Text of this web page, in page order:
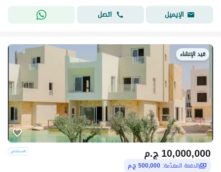
الإيميل
اتصل
قيد الإنشاء
ج.م10,000,000
الدفعة المقدّمة: 500,000 ج.م